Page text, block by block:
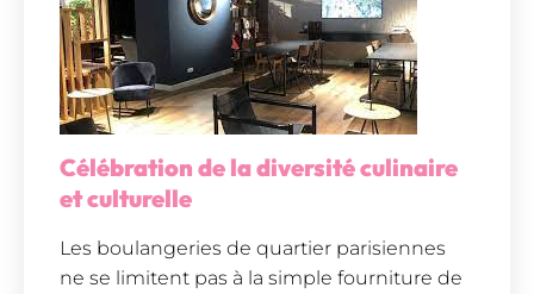
Célébration de la diversité culinaire
et culturelle
Les boulangeries de quartier parisiennes
ne se limitent pas à la simple fourniture de